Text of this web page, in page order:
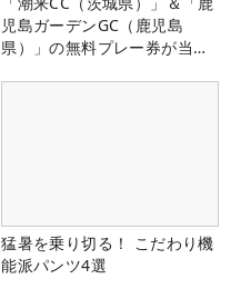
児島ガーデンGC（鹿児島
県）」の無料プレー券が当た
猛暑を乗り切る！ こだわり機
能派パンツ4選